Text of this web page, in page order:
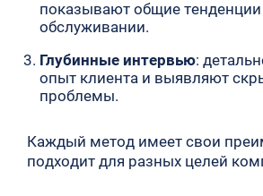
показывают общие
обслуживании.
Глубинные интервью:
опыт клиента и выявляют
проблемы.
Каждый метод имеет свои
подходит для разных целей